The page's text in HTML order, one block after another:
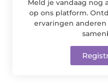
Meld je vandaag nog
op ons platform.
ervaringen